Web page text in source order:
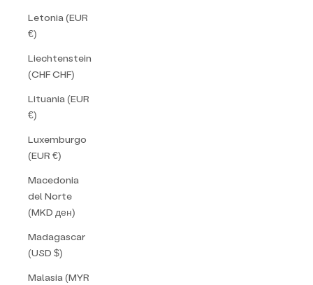
Letonia (EUR
€)
Liechtenstein
(CHF CHF)
Lituania (EUR
€)
Luxemburgo
(EUR €)
Macedonia
del Norte
(MKD ден)
Madagascar
(USD $)
Malasia (MYR